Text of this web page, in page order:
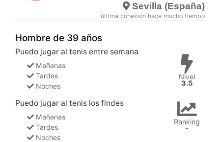
Sevilla (España)
última conexión hace mucho tiempo
Hombre de 39 años
Puedo jugar al tenis entre semana
Mañanas
Tardes
Noches
Puedo jugar al tenis los findes
Mañanas
Tardes
Noches
Nivel
3.5
Ranking
-